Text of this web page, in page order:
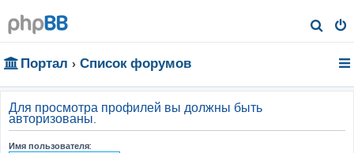
о
Портал Список форумов
Для просмотра профилей вы должны быть
авторизованы.
Имя пользователя: